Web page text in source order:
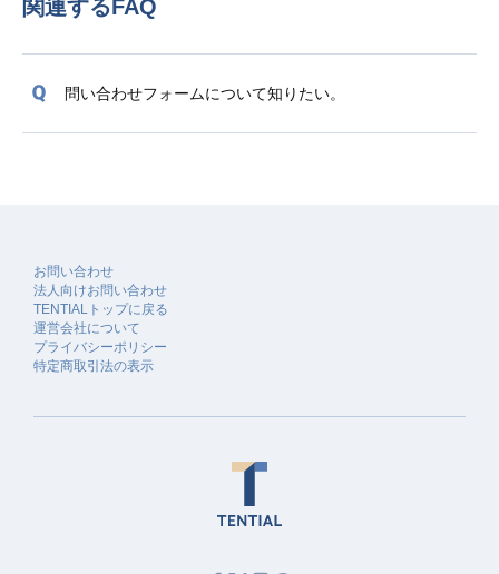
関連するFAQ
問い合わせフォームについて知りたい。
お問い合わせ
法人向けお問い合わせ
TENTIALトップに戻る
運営会社について
プライバシーポリシー
特定商取引法の表示